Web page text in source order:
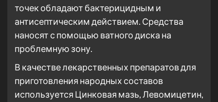
точек обладают бактерицидным и
антисептическим действием. Средства
наносят с помощью ватного диска на
проблемную зону.
В качестве лекарственных препаратов для
приготовления народных составов
используется Цинковая мазь, Левомицетин,